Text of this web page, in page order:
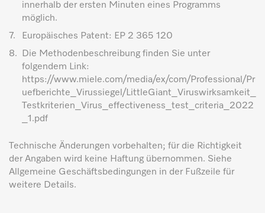
innerhalb der ersten Minuten eines Programms
möglich.
7.
Europäisches Patent: EP 2 365 120
8.
Die Methodenbeschreibung finden Sie unter
folgendem Link:
https://www.miele.com/media/ex/com/Professional/Pr
uefberichte_Virussiegel/LittleGiant_Viruswirksamkeit_
Testkriterien_Virus_effectiveness_test_criteria_2022
_1.pdf
Technische Änderungen vorbehalten; für die Richtigkeit
der Angaben wird keine Haftung übernommen. Siehe
Allgemeine Geschäftsbedingungen in der Fußzeile für
weitere Details.